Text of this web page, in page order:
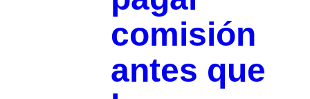
comisión
antes que